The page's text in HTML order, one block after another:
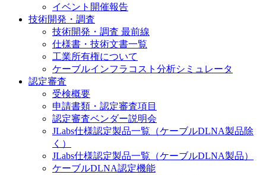
イベント開催報告
技術開発・調査
技術開発・調査 最前線
仕様書・技術文書一覧
工業所有権について
ケーブルインフラコスト分析シミュレータ
認定審査
受検概要
申請書類・認定審査項目
認定審査ベンダー説明会
JLabs仕様認定製品一覧（ケーブルDLNA製品除
く）
JLabs仕様認定製品一覧（ケーブルDLNA製品）
ケーブルDLNA認定機能